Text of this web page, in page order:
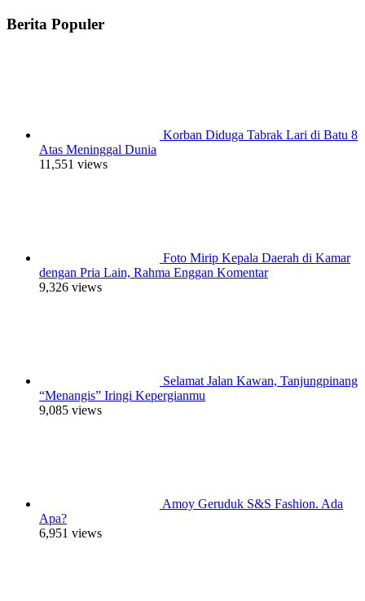
Berita Populer
Korban Diduga Tabrak Lari di Batu 8
Atas Meninggal Dunia
11,551 views
Foto Mirip Kepala Daerah di Kamar
dengan Pria Lain, Rahma Enggan Komentar
9,326 views
Selamat Jalan Kawan, Tanjungpinang
“Menangis” Iringi Kepergianmu
9,085 views
Amoy Geruduk S&S Fashion. Ada
Apa?
6,951 views